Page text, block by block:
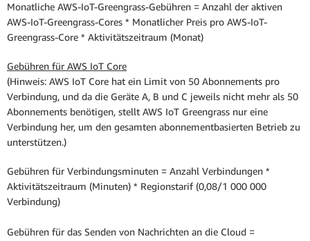
Monatliche AWS-IoT-Greengrass-Gebühren = Anzahl der aktiven
AWS-IoT-Greengrass-Cores * Monatlicher Preis pro AWS-IoT-
Greengrass-Core * Aktivitätszeitraum (Monat)
Gebühren für AWS IoT Core
(Hinweis: AWS IoT Core hat ein Limit von 50 Abonnements pro
Verbindung, und da die Geräte A, B und C jeweils nicht mehr als 50
Abonnements benötigen, stellt AWS IoT Greengrass nur eine
Verbindung her, um den gesamten abonnementbasierten Betrieb zu
unterstützen.)
Gebühren für Verbindungsminuten = Anzahl Verbindungen *
Aktivitätszeitraum (Minuten) * Regionstarif (0,08/1 000 000
Verbindung)
Gebühren für das Senden von Nachrichten an die Cloud =